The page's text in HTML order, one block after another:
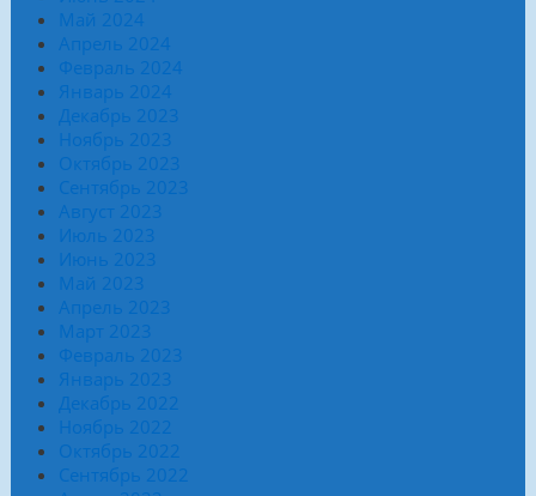
Май 2024
Апрель 2024
Февраль 2024
Январь 2024
Декабрь 2023
Ноябрь 2023
Октябрь 2023
Сентябрь 2023
Август 2023
Июль 2023
Июнь 2023
Май 2023
Апрель 2023
Март 2023
Февраль 2023
Январь 2023
Декабрь 2022
Ноябрь 2022
Октябрь 2022
Сентябрь 2022